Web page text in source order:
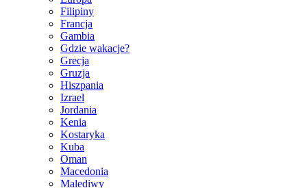
Filipiny
Francja
Gambia
Gdzie wakacje?
Grecja
Gruzja
Hiszpania
Izrael
Jordania
Kenia
Kostaryka
Kuba
Oman
Macedonia
Malediwy